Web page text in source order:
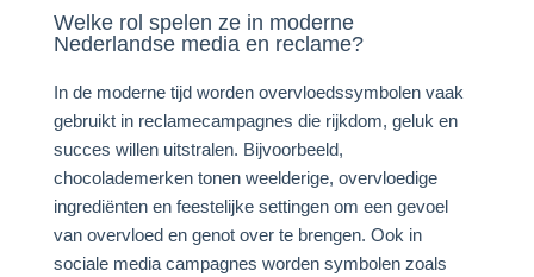
Welke rol spelen ze in moderne
Nederlandse media en reclame?
In de moderne tijd worden overvloedssymbolen vaak
gebruikt in reclamecampagnes die rijkdom, geluk en
succes willen uitstralen. Bijvoorbeeld,
chocolademerken tonen weelderige, overvloedige
ingrediënten en feestelijke settingen om een gevoel
van overvloed en genot over te brengen. Ook in
sociale media campagnes worden symbolen zoals